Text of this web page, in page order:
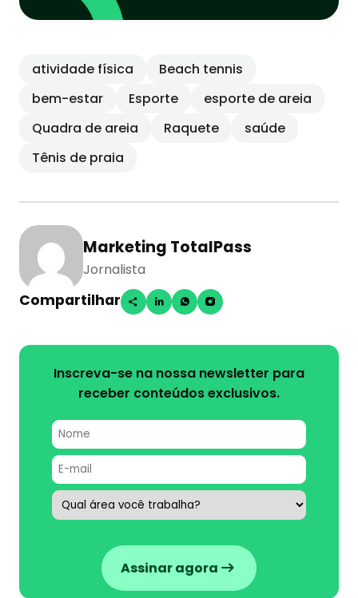
atividade física
Beach tennis
bem-estar
Esporte
esporte de areia
Quadra de areia
Raquete
saúde
Tênis de praia
Marketing TotalPass
Jornalista
Compartilhar
Inscreva-se na nossa newsletter para
receber conteúdos exclusivos.
Assinar agora